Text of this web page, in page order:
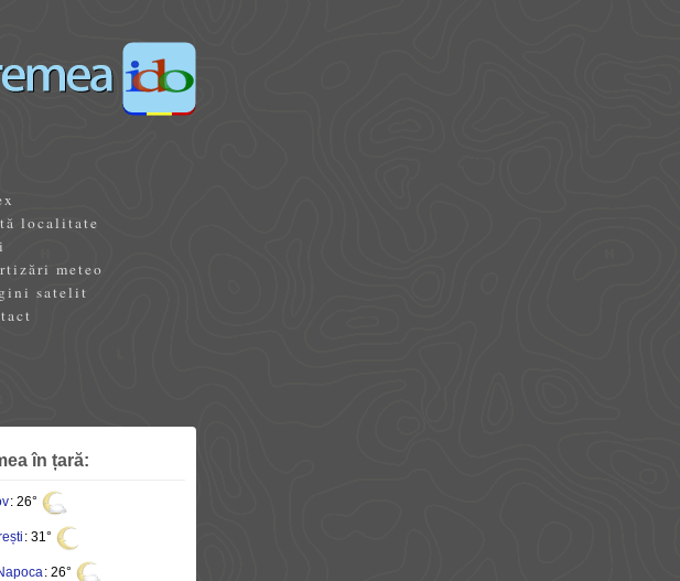
localitate
meteo
satelit
în țară:
: 26°
: 31°
: 26°